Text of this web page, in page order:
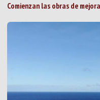
Comienzan las obras de